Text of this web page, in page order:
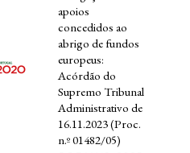
apoios
concedidos ao
abrigo de fundos
europeus:
Acórdão do
Supremo Tribunal
Administrativo de
16.11.2023 (Proc.
n.º 01482/05)